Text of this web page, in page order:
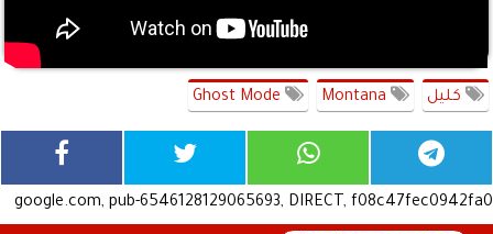
كليل
google.com, pub-6546128129065693, DIRECT, f08c47fec0942fa0